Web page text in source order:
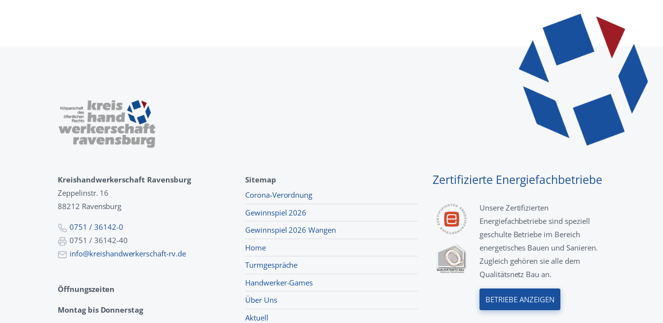
Kreishandwerkerschaft Ravensburg
Zeppelinstr. 16
88212 Ravensburg
0751 / 36142-0
0751 / 36142-40
info@kreishandwerkerschaft-rv.de
Öffnungszeiten
Montag bis Donnerstag
Sitemap
Corona-Verordnung
Gewinnspiel 2026
Gewinnspiel 2026 Wangen
Home
Turmgespräche
Handwerker-Games
Über Uns
Aktuell
Zertifizierte Energiefachbetriebe
Unsere Zertifizierten
Energiefachbetriebe sind speziell
geschulte Betriebe im Bereich
energetisches Bauen und Sanieren.
Zugleich gehören sie alle dem
Qualitätsnetz Bau an.
BETRIEBE ANZEIGEN